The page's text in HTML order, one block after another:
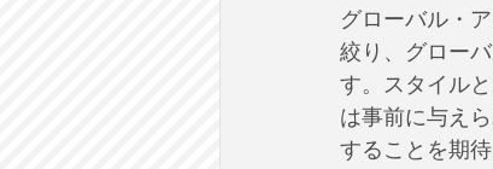
グローバル・
絞り、グロー
す。スタイル
は事前に与え
することを期